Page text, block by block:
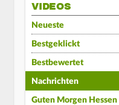
VIDEOS
Neueste
Bestgeklickt
Bestbewertet
Nachrichten
Guten Morgen Hessen